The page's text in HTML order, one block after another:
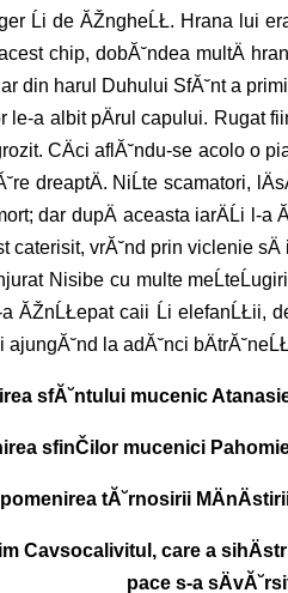
de ĂŽngheĹŁ. Hrana lui erau
chip, dobĂ˘ndea multÄ
din harul Duhului SfĂ˘nt a
le-a albit pÄrul capului. Rugat
CÄci aflĂ˘ndu-se acolo
dreaptÄ. NiĹte
dar dupÄ aceasta iarÄĹi l-
vrĂ˘nd prin viclenie sÄ
Nisibe cu multe
ĂŽnĹŁepat caii Ĺi elefanĹŁii,
ajungĂ˘nd la adĂ˘nci
sfĂ˘ntului mucenic
sfinČilor mucenici Pahomie
tĂ˘rnosirii
Cavsocalivitul, care a
pace s-a